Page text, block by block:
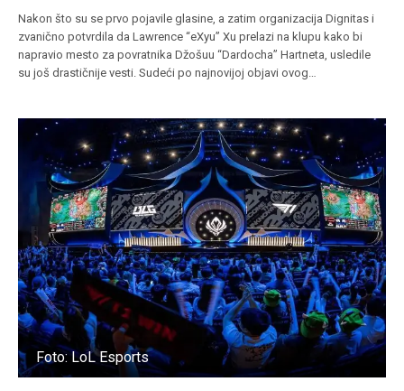
Nakon što su se prvo pojavile glasine, a zatim organizacija Dignitas i
zvanično potvrdila da Lawrence “eXyu” Xu prelazi na klupu kako bi
napravio mesto za povratnika Džošuu “Dardocha” Hartneta, usledile
su još drastičnije vesti. Sudeći po najnovijoj objavi ovog…
Foto: LoL Esports